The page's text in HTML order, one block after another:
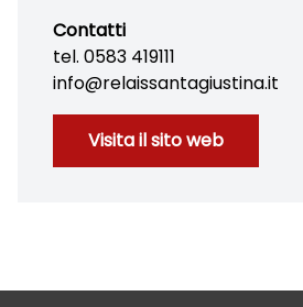
Contatti
tel. 0583 419111
info@relaissantagiustina.it
Visita il sito web